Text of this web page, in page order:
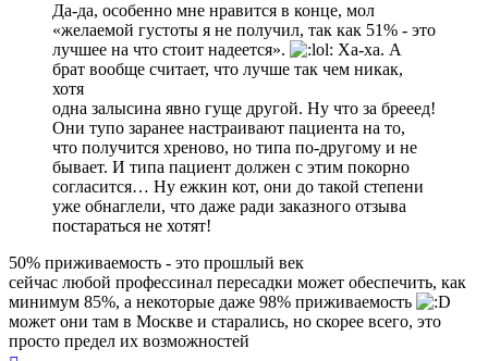
Да-да, особенно мне нравится в конце, мол
«желаемой густоты я не получил, так как 51% - это
лучшее на что стоит надеется».
Ха-ха. А
брат вообще считает, что лучше так чем никак,
хотя
одна залысина явно гуще другой. Ну что за брееед!
Они тупо заранее настраивают пациента на то,
что получится хреново, но типа по-другому и не
бывает. И типа пациент должен с этим покорно
согласится… Ну ежкин кот, они до такой степени
уже обнаглели, что даже ради заказного отзыва
постараться не хотят!
50% приживаемость - это прошлый век
сейчас любой профессинал пересадки может обеспечить, как
минимум 85%, а некоторые даже 98% приживаемость
может они там в Москве и старались, но скорее всего, это
просто предел их возможностей